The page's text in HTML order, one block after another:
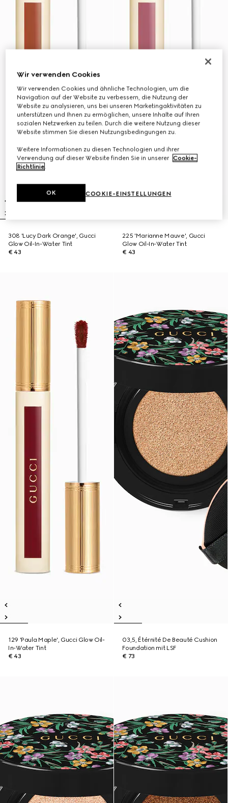
308 'Lucy Dark Orange', Gucci
Glow Oil-In-Water Tint
€ 43
225 'Marianne Mauve', Gucci
Glow Oil-In-Water Tint
€ 43
129 'Paula Maple', Gucci Glow Oil-
In-Water Tint
€ 43
03,5, Étérnité De Beauté Cushion
Foundation mit LSF
€ 73
Wir verwenden Cookies
Wir verwenden Cookies und ähnliche Technologien, um die
Navigation auf der Website zu verbessern, die Nutzung der
Website zu analysieren, uns bei unseren Marketingaktivitäten zu
unterstützen und Ihnen zu ermöglichen, unsere Inhalte auf Ihren
sozialen Netzwerken zu teilen. Durch die weitere Nutzung dieser
Website stimmen Sie diesen Nutzungsbedingungen zu.
Weitere Informationen zu diesen Technologien und ihrer
Verwendung auf dieser Website finden Sie in unserer Cookie-
Richtlinie.
COOKIE-EINSTELLUNGEN
OK